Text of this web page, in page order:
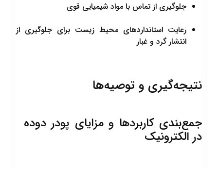
جلوگیری از تماس با مواد شیمیایی قوی
انتشار گرد و غبار
نتیجه‌گیری و توصیه‌ها
در الکترونیک